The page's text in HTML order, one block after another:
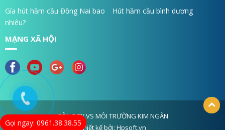
Gía hút hầm cầu Đồng Nai bao
nhiêu?
Hút hầm cầu bình dương
MẠNG XÃ HỘI
CÔNG TY VS MÔI TRƯỜNG KIM NGÂN
Thiết kế bởi: Hpsoft.vn
Gọi ngay: 0961.38.38.55